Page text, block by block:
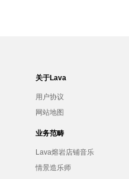
关于Lava
用户协议
网站地图
业务范畴
Lava熔岩店铺音乐
情景造乐师